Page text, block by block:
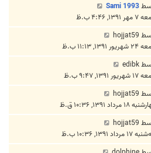
Sami 1993
۴:۴۶ ب.ظ
hojjat59
۱۳۹۱, ۱۱:۱۳ ب.ظ
edibk
۱۳۹۱, ۹:۴۷ ب.ظ
hojjat59
مرداد ۱۳۹۱, ۱۰:۳۶ ق.ظ
hojjat59
۱۳۹۱, ۱۰:۳۶ ب.ظ